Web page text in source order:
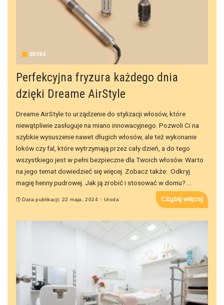
URODA
Perfekcyjna fryzura każdego dnia
dzięki Dreame AirStyle
Dreame AirStyle to urządzenie do stylizacji włosów, które
niewątpliwie zasługuje na miano innowacyjnego. Pozwoli Ci na
szybkie wysuszenie nawet długich włosów, ale też wykonanie
loków czy fal, które wytrzymają przez cały dzień, a do tego
wszystkiego jest w pełni bezpieczne dla Twoich włosów. Warto
na jego temat dowiedzieć się więcej. Zobacz także: Odkryj
magię henny pudrowej. Jak ją zrobić i stosować w domu?
Data publikacji: 22 maja, 2024 Uroda Czytaj więcej